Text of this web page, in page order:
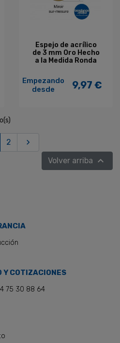
Espejo de acrílico
de 3 mm Oro Hecho
a la Medida Ronda
Empezando
desde
Precio
9,97 €
2 Siguiente

Volver arriba 
Y COTIZACIONES
75 30 88 64